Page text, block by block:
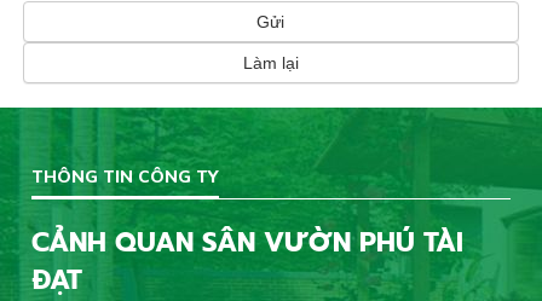
THÔNG TIN CÔNG TY
CẢNH QUAN SÂN VƯỜN PHÚ TÀI
ĐẠT